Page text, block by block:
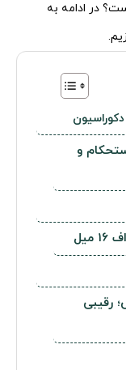
در ادامه به
استحکام و
رقیبی